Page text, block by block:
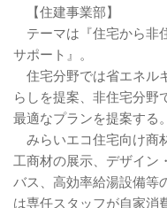
【住建事業部】
テーマは『住宅から非
サポート』。
住宅分野では省エネル
らしを提案、非住宅分野
最適なプランを提案する。
みらいエコ住宅向け商
工商材の展示、デザイン
バス、高効率給湯設備等
は専任スタッフが自家消